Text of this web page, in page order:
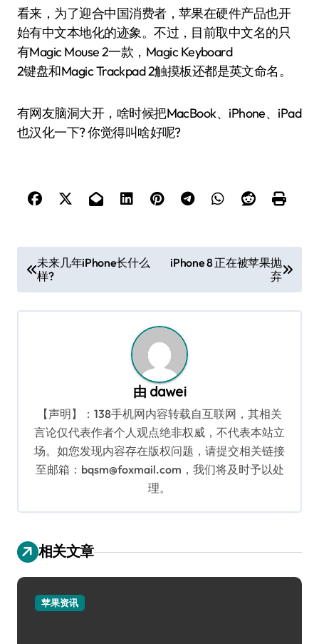
看来，为了迎合中国消费者，苹果在硬件产品也开
始有中文本地化的迹象。不过，目前取中文名的只
有Magic Mouse 2一款，Magic Keyboard
2键盘和Magic Trackpad 2触摸板还都是英文命名。
有网友脑洞大开，啥时候把MacBook、iPhone、iPad
也汉化一下? 你觉得叫啥好呢?
章
导
未来几年iPhone长什么
样?
iPhone 8 正在被苹果抛
弃
由 dawei
【声明】：138手机网内容转载自互联网，其相关
言论仅代表作者个人观点绝非权威，不代表本站立
场。如您发现内容存在版权问题，请提交相关链接
至邮箱：bqsm@foxmail.com，我们将及时予以处
理。
相关文章
苹果资讯